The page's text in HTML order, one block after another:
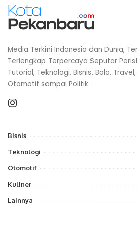
Media Terkini Indonesia dan Dunia,
Terlengkap Terpercaya Seputar
Tutorial, Teknologi, Bisnis, Bola, Travel,
Otomotif sampai Politik.
Bisnis
Teknologi
Otomotif
Kuliner
Lainnya